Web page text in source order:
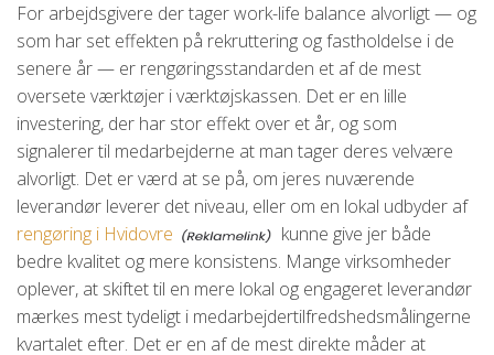
For arbejdsgivere der tager work-life balance alvorligt — og
som har set effekten på rekruttering og fastholdelse i de
senere år — er rengøringsstandarden et af de mest
oversete værktøjer i værktøjskassen. Det er en lille
investering, der har stor effekt over et år, og som
signalerer til medarbejderne at man tager deres velvære
alvorligt. Det er værd at se på, om jeres nuværende
leverandør leverer det niveau, eller om en lokal udbyder af
rengøring i Hvidovre
kunne give jer både
bedre kvalitet og mere konsistens. Mange virksomheder
oplever, at skiftet til en mere lokal og engageret leverandør
mærkes mest tydeligt i medarbejdertilfredshedsmålingerne
kvartalet efter. Det er en af de mest direkte måder at